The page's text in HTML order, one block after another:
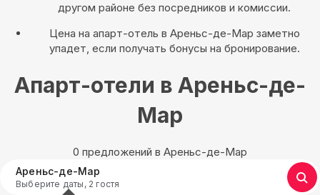
другом районе без посредников и комиссии.
Цена на апарт-отель в Ареньс-де-Мар заметно
упадет, если получать бонусы на бронирование.
Апарт-отели в Ареньс-де-
Мар
0 предложений в Ареньс-де-Мар
Ареньс-де-Мар
Выберите даты, 2 гостя